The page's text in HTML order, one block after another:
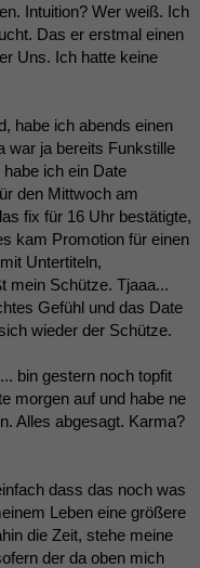
Intuition? Wer weiß. Ich
Das er erstmal einen
Uns. Ich hatte keine
habe ich abends einen
war ja bereits Funkstille
ich ein Date
den Mittwoch am
fix für 16 Uhr bestätigte,
kam Promotion für einen
Untertiteln,
mein Schütze. Tjaaa...
Gefühl und das Date
wieder der Schütze.
bin gestern noch topfit
morgen auf und habe ne
Alles abgesagt. Karma?
dass das noch was
Leben eine größere
die Zeit, stehe meine
der da oben mich